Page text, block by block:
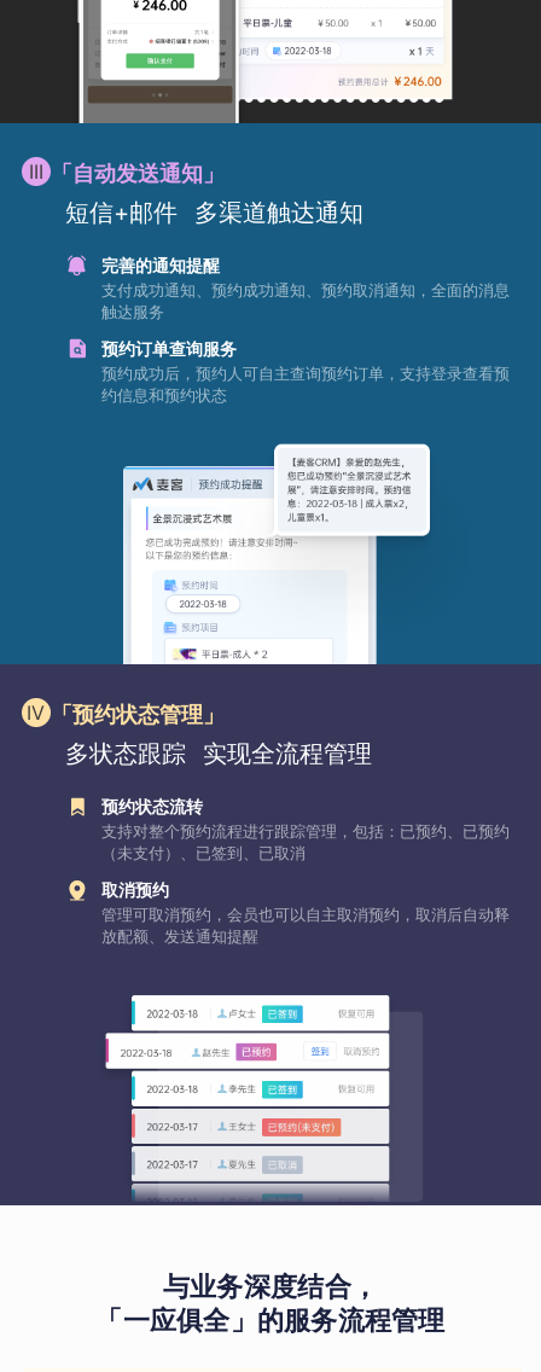
「自动发送通知」
短信+邮件 多渠道触达通知
完善的通知提醒
支付成功通知、预约成功通知、预约取消通知，全面的消息
触达服务
预约订单查询服务
预约成功后，预约人可自主查询预约订单，支持登录查看预
约信息和预约状态
「预约状态管理」
多状态跟踪 实现全流程管理
预约状态流转
支持对整个预约流程进行跟踪管理，包括：已预约、已预约
（未支付）、已签到、已取消
取消预约
管理可取消预约，会员也可以自主取消预约，取消后自动释
放配额、发送通知提醒
与业务深度结合，
「一应俱全」的服务流程管理